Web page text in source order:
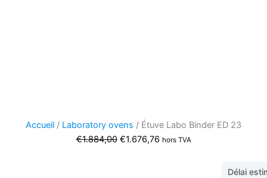
Accueil / Laboratory ovens / Étuve Labo Binder ED 23
€1.884,00 Le
€1.676,76Le
hors TVA
Délai